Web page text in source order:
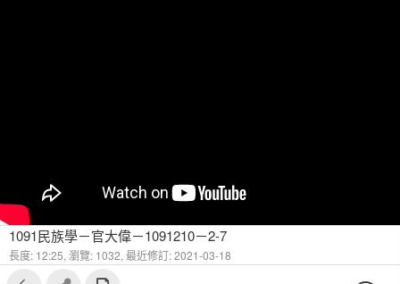
1091民族學－官大偉－1091210－2-7
長度: 12:25, 瀏覽: 1032, 最近修訂: 2021-03-18